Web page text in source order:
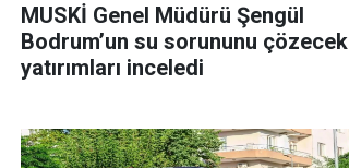
MUSKİ Genel Müdürü Şengül
Bodrum’un su sorununu çözecek
yatırımları inceledi